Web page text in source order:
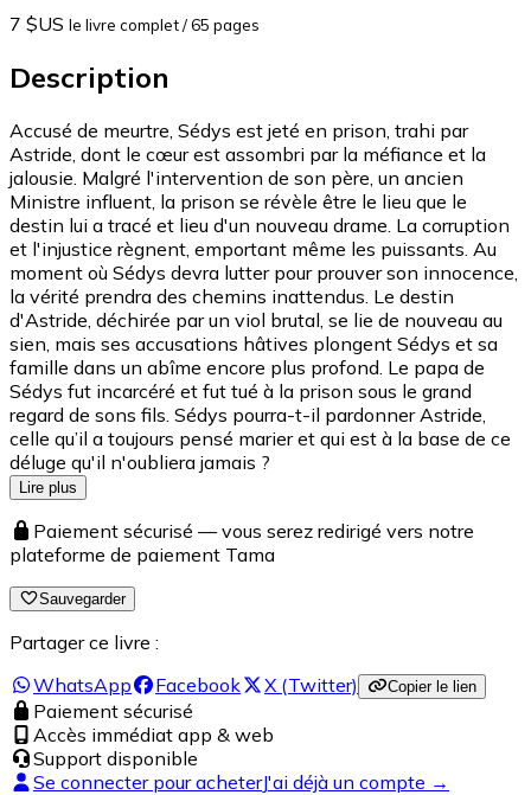
7 $US le livre complet/ 65 pages
Description
Accusé de meurtre, Sédys est jeté en prison, trahi par
Astride, dont le cœur est assombri par la méfiance et la
jalousie. Malgré l'intervention de son père, un ancien
Ministre influent, la prison se révèle être le lieu que le
destin lui a tracé et lieu d'un nouveau drame. La corruption
et l'injustice règnent, emportant même les puissants. Au
moment où Sédys devra lutter pour prouver son innocence,
la vérité prendra des chemins inattendus. Le destin
d'Astride, déchirée par un viol brutal, se lie de nouveau au
sien, mais ses accusations hâtives plongent Sédys et sa
famille dans un abîme encore plus profond. Le papa de
Sédys fut incarcéré et fut tué à la prison sous le grand
regard de sons fils. Sédys pourra-t-il pardonner Astride,
celle qu’il a toujours pensé marier et qui est à la base de ce
déluge qu'il n'oubliera jamais ?
Lire plus
Paiement sécurisé — vous serez redirigé vers notre
plateforme de paiement Tama
Sauvegarder
Partager ce livre :
WhatsApp
Facebook X (Twitter) Copier le lien
Paiement sécurisé
Accès immédiat app & web
Support disponible
Se connecter pour acheterJ'ai déjà un compte →